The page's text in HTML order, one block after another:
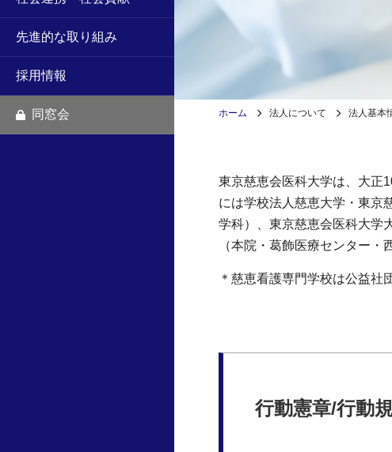
先進的な取り組み
採用情報
同窓会 ホーム 法人について 法人基本
東京慈恵会医科大学は、大正
には学校法人慈恵大学・東京
学科）、東京慈恵会医科大学
（本院・葛飾医療センター
＊慈恵看護専門学校は公益社
行動憲章/行動